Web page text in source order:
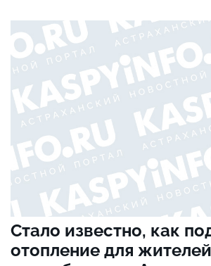
Стало известно, как
отопление для жителей